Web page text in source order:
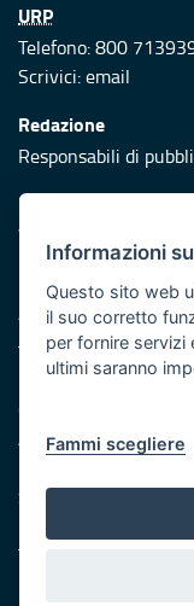
URP
Telefono: 800
Scrivici:email
Redazione
Responsabili di
Protezione civile
Vai al sito di
Iniziativa finanziata
Asse XI
Note legali
Cookie e privacy
Atti di notifica
Servizi Intranet
Informazioni
Questo sito web
il suo corretto
per fornire servizi
ultimi saranno
Fammi scegliere